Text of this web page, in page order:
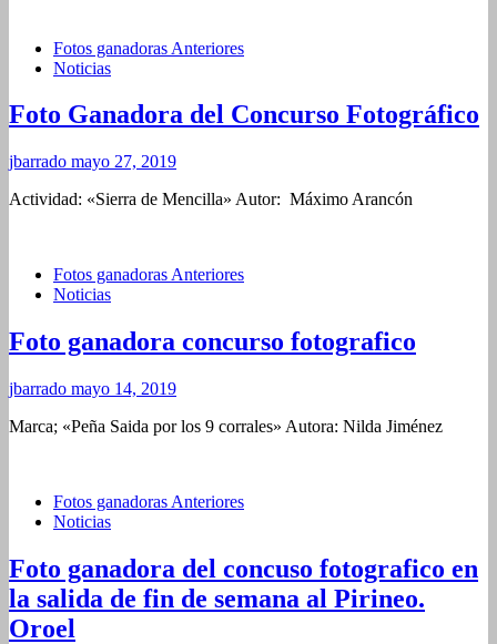
Fotos ganadoras Anteriores
Noticias
Foto Ganadora del Concurso Fotográfico
jbarrado mayo 27, 2019
Actividad: «Sierra de Mencilla» Autor: Máximo Arancón
Fotos ganadoras Anteriores
Noticias
Foto ganadora concurso fotografico
jbarrado mayo 14, 2019
Marca; «Peña Saida por los 9 corrales» Autora: Nilda Jiménez
Fotos ganadoras Anteriores
Noticias
Foto ganadora del concuso fotografico en
la salida de fin de semana al Pirineo.
Oroel